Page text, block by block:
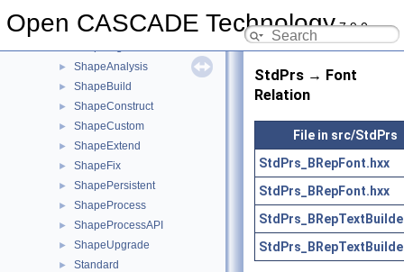
Open CASCADE Technology7.9.0
SelectMgr
► ShapeAnalysis
► ShapeBuild
► ShapeConstruct
► ShapeCustom
► ShapeExtend
► ShapeFix
► ShapePersistent
► ShapeProcess
► ShapeProcessAPI
► ShapeUpgrade
► Standard
StdPrs → Font
Relation
File in src/StdPrs
StdPrs_BRepFont.hxx
StdPrs_BRepFont.hxx